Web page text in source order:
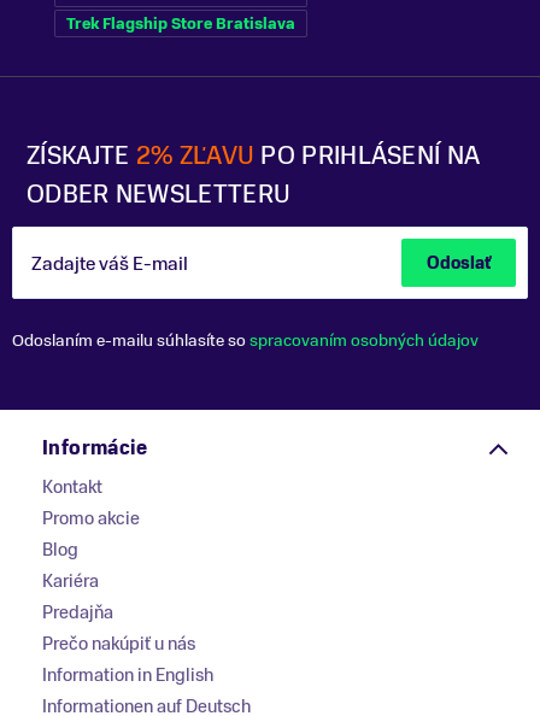
ZÍSKAJTE 2% ZĽAVU PO PRIHLÁSENÍ NA
ODBER NEWSLETTERU
Zadajte váš E-mail Odoslať
Odoslaním e-mailu súhlasíte sospracovaním osobných údajov
Trek Flagship Store Bratislava
Informácie
Kontakt
Promo akcie
Blog
Kariéra
Predajňa
Prečo nakúpiť u nás
Information in English
Informationen auf Deutsch